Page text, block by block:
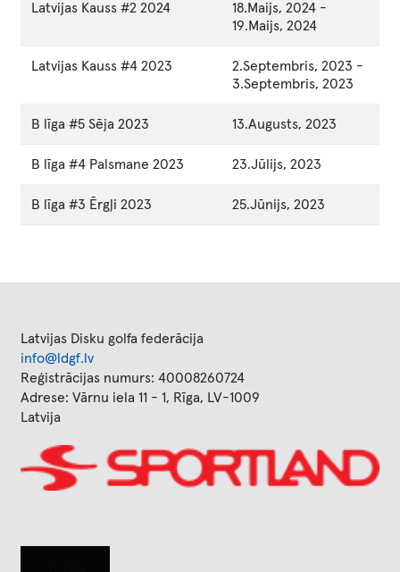
Latvijas Kauss #2 2024 18.Maijs, 2024 -
19.Maijs, 2024
Latvijas Kauss #4 2023 2.Septembris, 2023 -
3.Septembris, 2023
B līga #5 Sēja 2023 13.Augusts, 2023
B līga #4 Palsmane 2023 23.Jūlijs, 2023
B līga #3 Ērgļi 2023 25.Jūnijs, 2023
Latvijas Disku golfa federācija
info@ldgf.lv
Reģistrācijas numurs: 40008260724
Adrese: Vārnu iela 11 - 1, Rīga, LV-1009
Latvija
Image